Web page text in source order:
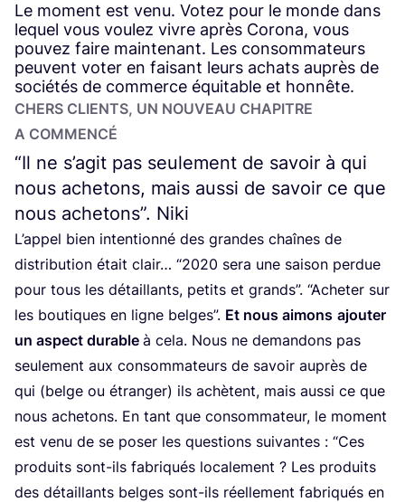
Le moment est venu. Votez pour le monde dans
lequel vous voulez vivre après Corona, vous
pouvez faire maintenant. Les consommateurs
peuvent voter en faisant leurs achats auprès de
sociétés de commerce équitable et honnête.
CHERS CLIENTS, UN NOU­VEAU CHA­PITRE
A COMMENCÉ
“Il ne s’agit pas seulement de savoir à qui
nous achetons, mais aussi de savoir ce que
nous achetons”. Niki
L’ap­pel bien inten­tion­né des grandes chaînes de
dis­tri­bu­tion était clair… “2020 sera une sai­son per­due
pour tous les détaillants, petits et grands”. “Ache­ter sur
les bou­tiques en ligne belges”. Et nous aimons ajou­ter
un aspect durable à cela. Nous ne deman­dons pas
seule­ment aux consom­ma­teurs de savoir auprès de
qui (belge ou étran­ger) ils achètent, mais aus­si ce que
nous ache­tons. En tant que consom­ma­teur, le moment
est venu de se poser les ques­tions sui­vantes : “Ces
pro­duits sont-ils fabri­qués loca­le­ment ? Les pro­duits
des détaillants belges sont-ils réel­le­ment fabri­qués en